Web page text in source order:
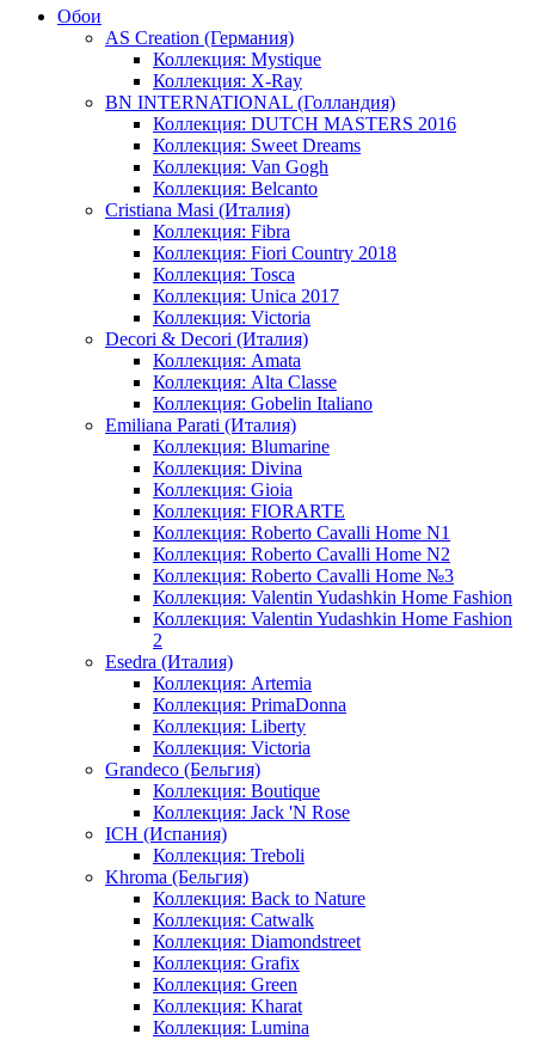
Обои
AS Creation (Германия)
Коллекция: Mystique
Коллекция: X-Ray
BN INTERNATIONAL (Голландия)
Коллекция: DUTCH MASTERS 2016
Коллекция: Sweet Dreams
Коллекция: Van Gogh
Коллекция: Belcanto
Cristiana Masi (Италия)
Коллекция: Fibra
Коллекция: Fiori Country 2018
Коллекция: Tosca
Коллекция: Unica 2017
Коллекция: Victoria
Decori & Decori (Италия)
Коллекция: Amata
Коллекция: Alta Classe
Коллекция: Gobelin Italiano
Emiliana Parati (Италия)
Коллекция: Blumarine
Коллекция: Divina
Коллекция: Gioia
Коллекция: FIORARTE
Коллекция: Roberto Cavalli Home N1
Коллекция: Roberto Cavalli Home N2
Коллекция: Roberto Cavalli Home №3
Коллекция: Valentin Yudashkin Home Fashion
Коллекция: Valentin Yudashkin Home Fashion
2
Esedra (Италия)
Коллекция: Artemia
Коллекция: PrimaDonna
Коллекция: Liberty
Коллекция: Victoria
Grandeco (Бельгия)
Коллекция: Boutique
Коллекция: Jack 'N Rose
ICH (Испания)
Коллекция: Treboli
Khroma (Бельгия)
Коллекция: Back to Nature
Коллекция: Catwalk
Коллекция: Diamondstreet
Коллекция: Grafix
Коллекция: Green
Коллекция: Kharat
Коллекция: Lumina